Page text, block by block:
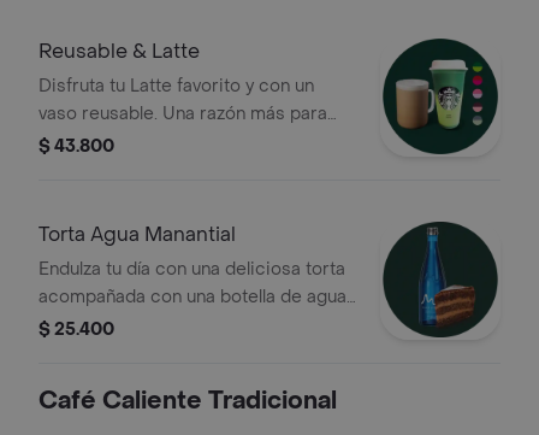
Reusable & Latte
Disfruta tu Latte favorito y con un
vaso reusable. Una razón más para
elegir café y cuidar el planeta. (Color
$ 43.800
Torta Agua Manantial
Endulza tu día con una deliciosa torta
acompañada con una botella de agua
manantial
$ 25.400
Café Caliente Tradicional